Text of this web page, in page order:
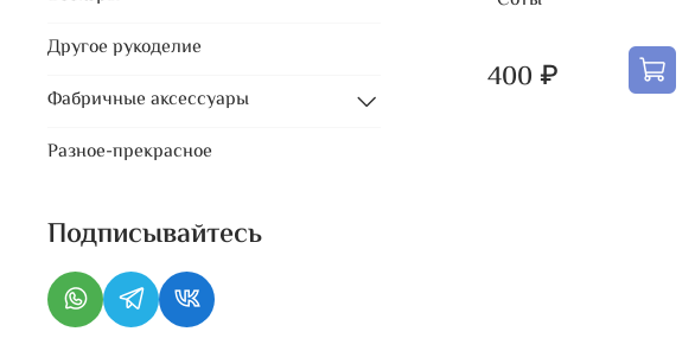
400 ₽
Другое рукоделие
Фабричные аксессуары
Разное-прекрасное
Подписывайтесь